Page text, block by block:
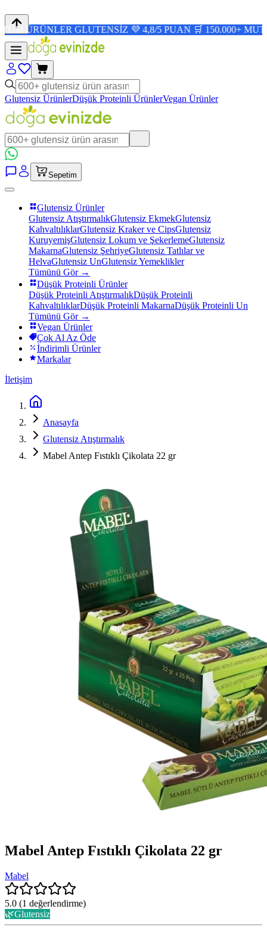
GLUTENSİZ 💜 4,8/5 PUAN 🛒 150.000+ MUTLU
Glutensiz ÜrünlerDüşük Proteinli ÜrünlerVegan Ürünler
Sepetim
Glutensiz Ürünler
Glutensiz AtıştırmalıkGlutensiz EkmekGlutensiz
KahvaltılıklarGlutensiz Kraker ve CipsGlutensiz
KuruyemişGlutensiz Lokum ve ŞekerlemeGlutensiz
MakarnaGlutensiz ŞehriyeGlutensiz Tatlılar ve
HelvaGlutensiz UnGlutensiz Yemeklikler
Tümünü Gör →
Düşük Proteinli Ürünler
Düşük Proteinli AtıştırmalıkDüşük Proteinli
KahvaltılıklarDüşük Proteinli MakarnaDüşük Proteinli Un
Tümünü Gör →
Vegan Ürünler
Çok Al Az Öde
İndirimli Ürünler
Markalar
İletişim
Anasayfa
Glutensiz Atıştırmalık
Mabel Antep Fıstıklı Çikolata 22 gr
Mabel Antep Fıstıklı Çikolata 22 gr
Mabel
5.0 (1 değerlendirme)
🌿Glutensiz